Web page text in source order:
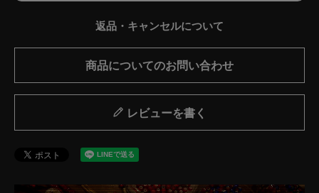
返品・キャンセルについて
商品についてのお問い合わせ
レビューを書く